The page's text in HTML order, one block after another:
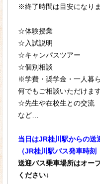
保育科（2年制）
現場主義の「京都ほせん」
「京都ほせん」の実習
リトミック
就職・資格
保育士の仕事
先輩からのメッセージ
※終了時間は目安になりま
☆体験授業
☆入試説明
☆キャンパスツアー
☆個別相談
※学費・奨学金・一人暮
何でもご相談いただけます
☆先生や在校生との交流
など…
当日はJR桂川駅からの送
（JR桂川駅バス発車時
送迎バス乗車場所はオー
ください↓